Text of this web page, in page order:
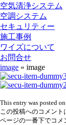
空気清浄システム
空調システム
セキュリティー
施工事例
ワイズについて
お問合せ
image » image
This entry was posted
この投稿へのコメント
ページの一番下でコメ